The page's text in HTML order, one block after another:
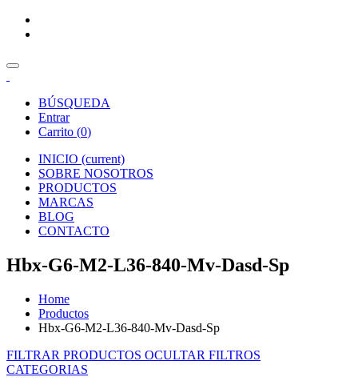
BÚSQUEDA
Entrar
Carrito (0)
INICIO (current)
SOBRE NOSOTROS
PRODUCTOS
MARCAS
BLOG
CONTACTO
Hbx-G6-M2-L36-840-Mv-Dasd-Sp
Home
Productos
Hbx-G6-M2-L36-840-Mv-Dasd-Sp
FILTRAR PRODUCTOS OCULTAR FILTROS
CATEGORIAS